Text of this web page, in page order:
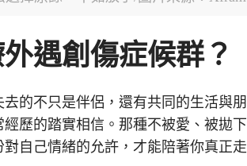
遇創傷症候群？
的不只是伴侶，還有共同的生活與
歷的踏實相信。那種不被愛、被拋
自己情緒的允許，才能陪著你真正